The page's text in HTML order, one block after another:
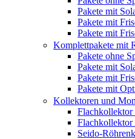
Pakete mit
Pakete mit
Pakete mit
Komplettpakete mit
Pakete ohne
Pakete mit
Pakete mit
Pakete mit
Kollektoren und
Seido-